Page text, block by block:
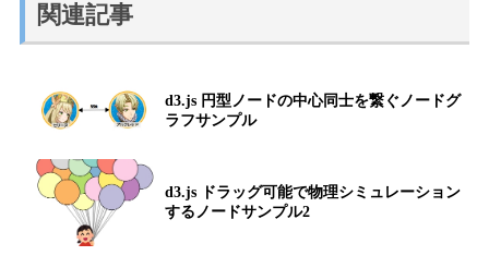
関連記事
d3.js 円型ノードの中心同士を繋ぐノードグ
ラフサンプル
d3.js ドラッグ可能で物理シミュレーション
するノードサンプル2